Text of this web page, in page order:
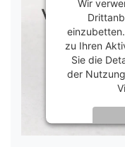
Wir
zu Ihren
Sie die
der